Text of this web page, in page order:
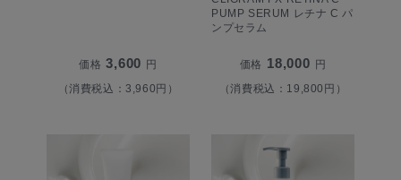
価格 3,600 円
（消費税込：3,960円）
PUMP SERUM レチナ C パ
ンプセラム
価格 18,000 円
（消費税込：19,800円）